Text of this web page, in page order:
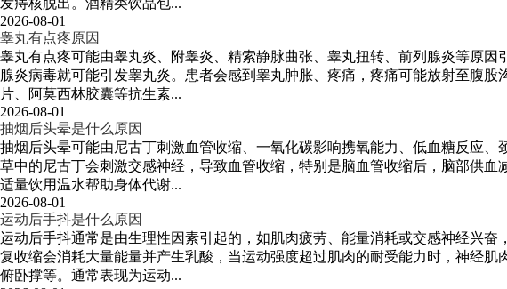
发痔核脱出。酒精类饮品包...
2026-08-01
睾丸有点疼原因
睾丸有点疼可能由睾丸炎、附睾炎、精索静脉曲张、睾丸扭转、前列腺炎等原
腺炎病毒就可能引发睾丸炎。患者会感到睾丸肿胀、疼痛，疼痛可能放射至腹
片、阿莫西林胶囊等抗生素...
2026-08-01
抽烟后头晕是什么原因
抽烟后头晕可能由尼古丁刺激血管收缩、一氧化碳影响携氧能力、低血糖反应
草中的尼古丁会刺激交感神经，导致血管收缩，特别是脑血管收缩后，脑部供
适量饮用温水帮助身体代谢...
2026-08-01
运动后手抖是什么原因
运动后手抖通常是由生理性因素引起的，如肌肉疲劳、能量消耗或交感神经兴
复收缩会消耗大量能量并产生乳酸，当运动强度超过肌肉的耐受能力时，神经
俯卧撑等。通常表现为运动...